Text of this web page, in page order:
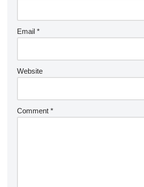
Email *
Website
Comment *